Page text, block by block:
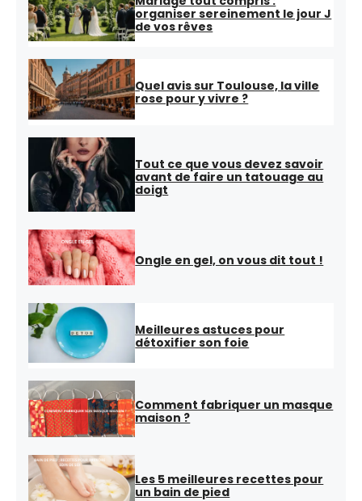
organiser sereinement le jour J
de vos rêves
Quel avis sur Toulouse, la ville
rose pour y vivre ?
Tout ce que vous devez savoir
avant de faire un tatouage au
doigt
Ongle en gel, on vous dit tout !
Meilleures astuces pour
détoxifier son foie
Comment fabriquer un masque
maison ?
Les 5 meilleures recettes pour
un bain de pied